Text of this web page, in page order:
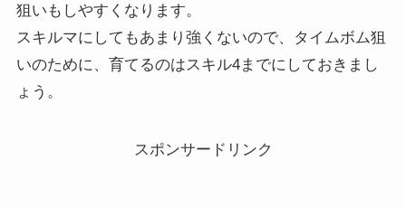
狙いもしやすくなります。
スキルマにしてもあまり強くないので、タイムボム狙
いのために、育てるのはスキル4までにしておきまし
ょう。
スポンサードリンク